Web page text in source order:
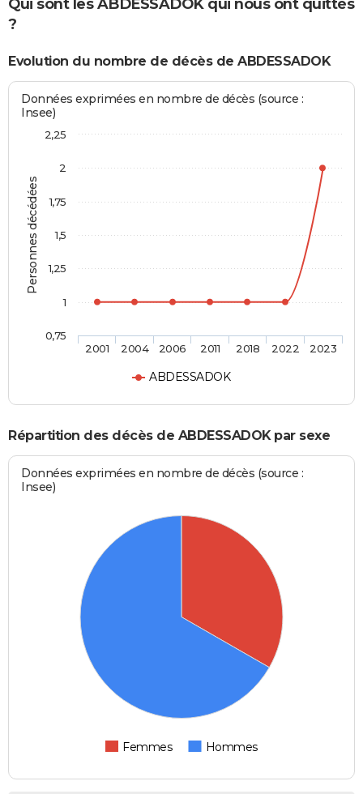
Qui sont les ABDESSADOK qui nous ont quittés
?
Evolution du nombre de décès de ABDESSADOK
Personnes décédées
Données exprimées en nombre de décès (source :
Insee)
ABDESSADOK
2001 2004 2006 2011 2018 2022 2023
0,75
1
1,25
1,5
1,75
2
2,25
Répartition des décès de ABDESSADOK par sexe
Données exprimées en nombre de décès (source :
Insee)
Femmes Hommes